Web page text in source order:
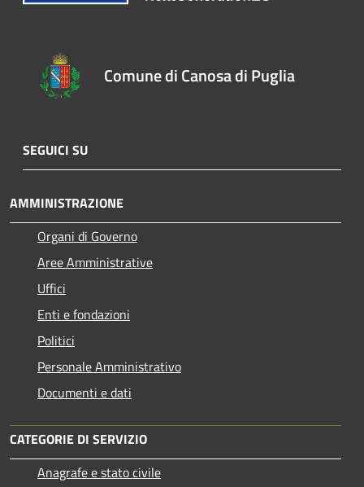
Comune di Canosa di Puglia
SEGUICI SU
AMMINISTRAZIONE
Organi di Governo
Aree Amministrative
Uffici
Enti e fondazioni
Politici
Personale Amministrativo
Documenti e dati
CATEGORIE DI SERVIZIO
Anagrafe e stato civile